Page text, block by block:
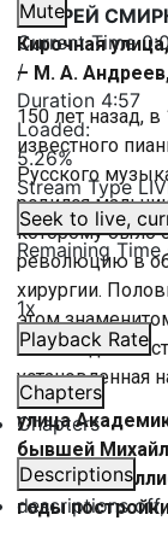
Mute
Current Time
/
Duration 4:57
Loaded:
5.26%
Stream Type
Seek to live,
Remaining Time
1x
Playback Rate
Chapters
Chapters
Descriptions
descriptions off
АНДРЕЙ
Кирочная
– М. А.
150 лет назад,
известного
Русского
родился
которому было
революцию в
хирургии.
этом
чём
установленная
улица
бывшей
баронета
годы